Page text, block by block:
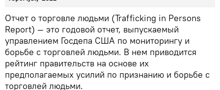
Отчет о торговле людьми (Trafficking in Persons
Report) — это годовой отчет, выпускаемый
управлением Госдепа США по мониторингу и
борьбе с торговлей людьми. В нем приводится
рейтинг правительств на основе их
предполагаемых усилий по признанию и борьбе с
торговлей людьми.